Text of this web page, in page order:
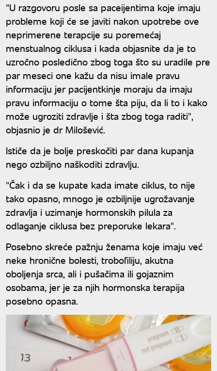
"U razgovoru posle sa paceijentima koje imaju
probleme koji će se javiti nakon upotrebe ove
neprimerene terapcije su poremećaj
menstualnog ciklusa i kada objasnite da je to
uzročno posledično zbog toga što su uradile pre
par meseci one kažu da nisu imale pravu
informaciju jer pacijentkinje moraju da imaju
pravu informaciju o tome šta piju, da li to i kako
može ugroziti zdravlje i šta zbog toga raditi",
objasnio je dr Milošević.
Ističe da je bolje preskočiti par dana kupanja
nego ozbiljno naškoditi zdravlju.
"Čak i da se kupate kada imate ciklus, to nije
tako opasno, mnogo je ozbiljnije ugrožavanje
zdravlja i uzimanje hormonskih pilula za
odlaganje ciklusa bez preporuke lekara".
Posebno skreće pažnju ženama koje imaju već
neke hronične bolesti, trobofiliju, akutna
oboljenja srca, ali i pušačima ili gojaznim
osobama, jer je za njih hormonska terapija
posebno opasna.